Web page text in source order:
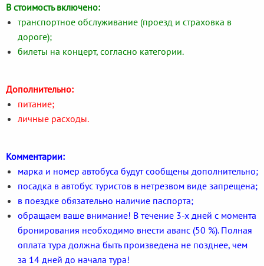
В стоимость включено:
транспортное обслуживание (проезд и страховка в
дороге);
билеты на концерт, согласно категории.
Дополнительно:
питание;
личные расходы.
Комментарии:
марка и номер автобуса будут сообщены дополнительно;
посадка в автобус туристов в нетрезвом виде запрещена;
в поездке обязательно наличие паспорта;
обращаем ваше внимание! В течение 3-х дней с момента
бронирования необходимо внести аванс (50 %). Полная
оплата тура должна быть произведена не позднее, чем
за 14 дней до начала тура!